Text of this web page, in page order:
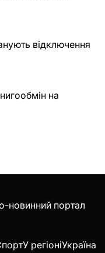
відключення
на
новинний портал
У регіоніУкраїна